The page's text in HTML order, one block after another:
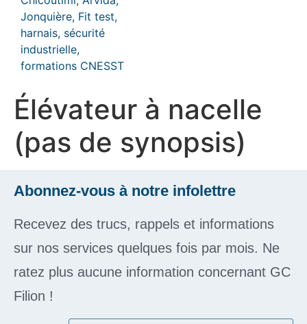
Élévateur à nacelle
(pas de synopsis)
Abonnez-vous à notre infolettre
Recevez des trucs, rappels et informations
sur nos services quelques fois par mois. Ne
ratez plus aucune information concernant GC
Filion !